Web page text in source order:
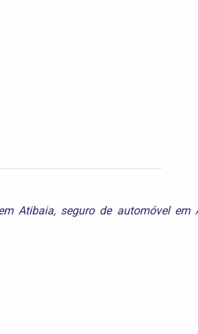
Atibaia, seguro de automóvel em